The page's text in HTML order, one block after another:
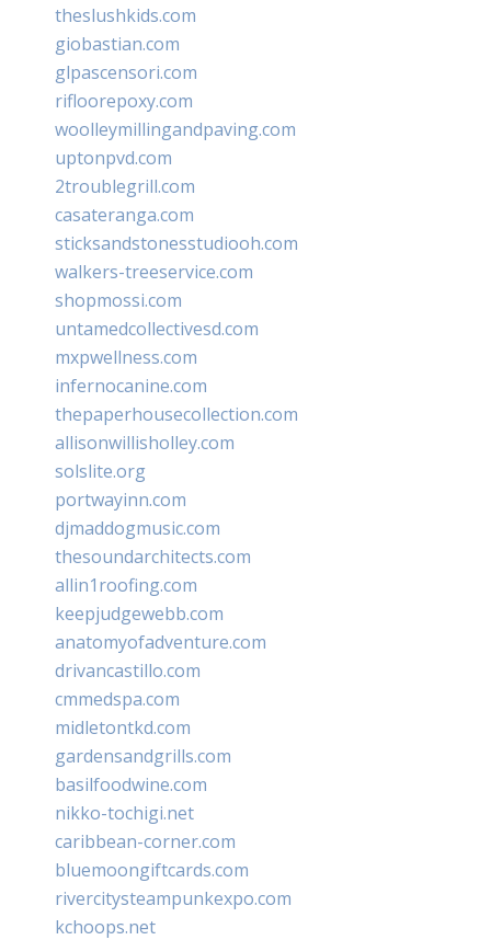
theslushkids.com
giobastian.com
glpascensori.com
rifloorepoxy.com
woolleymillingandpaving.com
uptonpvd.com
2troublegrill.com
casateranga.com
sticksandstonesstudiooh.com
walkers-treeservice.com
shopmossi.com
untamedcollectivesd.com
mxpwellness.com
infernocanine.com
thepaperhousecollection.com
allisonwillisholley.com
solslite.org
portwayinn.com
djmaddogmusic.com
thesoundarchitects.com
allin1roofing.com
keepjudgewebb.com
anatomyofadventure.com
drivancastillo.com
cmmedspa.com
midletontkd.com
gardensandgrills.com
basilfoodwine.com
nikko-tochigi.net
caribbean-corner.com
bluemoongiftcards.com
rivercitysteampunkexpo.com
kchoops.net